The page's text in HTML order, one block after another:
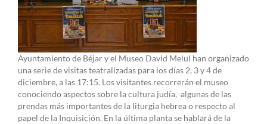
Ayuntamiento de Béjar y el Museo David Melul han organizado
una serie de visitas teatralizadas para los días 2, 3 y 4 de
diciembre, a las 17:15. Los visitantes recorrerán el museo
conociendo aspectos sobre la cultura judía, algunas de las
prendas más importantes de la liturgia hebrea o respecto al
papel de la Inquisición. En la última planta se hablará de la